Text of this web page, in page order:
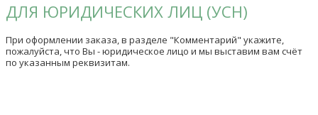
ДЛЯ ЮРИДИЧЕСКИХ ЛИЦ (УСН)
При оформлении заказа, в разделе "Комментарий" укажите,
пожалуйста, что Вы - юридическое лицо и мы выставим вам счёт
по указанным реквизитам.